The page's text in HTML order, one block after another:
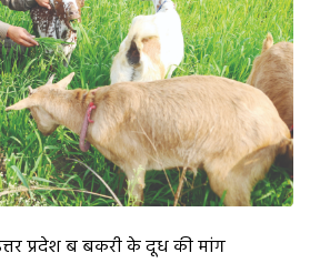
प्रदेश ब बकरी के दूध की मांग